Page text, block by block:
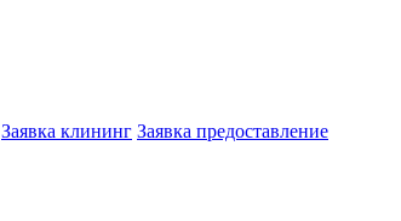
Заявка клининг Заявка предоставление